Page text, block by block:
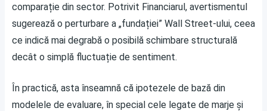
comparație din sector. Potrivit Financiarul, avertismentul
sugerează o perturbare a „fundației” Wall Street-ului, ceea
ce indică mai degrabă o posibilă schimbare structurală
decât o simplă fluctuație de sentiment.
În practică, asta înseamnă că ipotezele de bază din
modelele de evaluare, în special cele legate de marje și